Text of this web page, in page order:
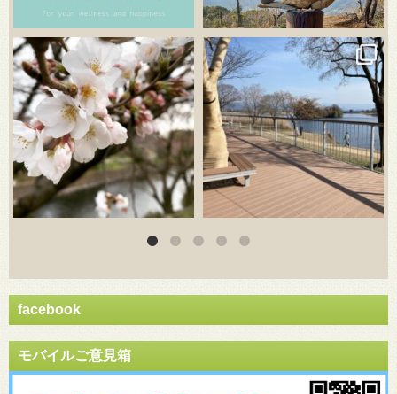
3月 20 3月 18
facebook
モバイルご意見箱